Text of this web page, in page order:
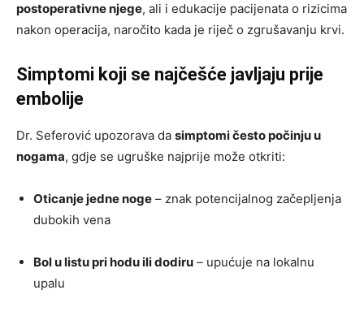
postoperativne njege, ali i edukacije pacijenata o rizicima
nakon operacija, naročito kada je riječ o zgrušavanju krvi.
Simptomi koji se najčešće javljaju prije
embolije
Dr. Seferović upozorava da simptomi često počinju u
nogama, gdje se ugruške najprije može otkriti:
Oticanje jedne noge – znak potencijalnog začepljenja
dubokih vena
Bol u listu pri hodu ili dodiru – upućuje na lokalnu
upalu